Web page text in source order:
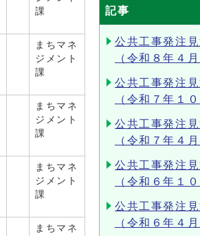
課
まちマネ
ジメント
課
まちマネ
ジメント
課
まちマネ
ジメント
課
まちマネ
記事
公共工事発注見
（令和８年４月
公共工事発注見
（令和７年１０
公共工事発注見
（令和７年４月
公共工事発注見
（令和６年１０
公共工事発注見
（令和６年４月